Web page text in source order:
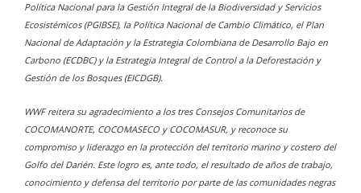
Política Nacional para la Gestión Integral de la Biodiversidad y Servicios
Ecosistémicos (PGIBSE), la Política Nacional de Cambio Climático, el Plan
Nacional de Adaptación y la Estrategia Colombiana de Desarrollo Bajo en
Carbono (ECDBC) y la Estrategia Integral de Control a la Deforestación y
Gestión de los Bosques (EICDGB).
WWF reitera su agradecimiento a los tres Consejos Comunitarios de
COCOMANORTE, COCOMASECO y COCOMASUR, y reconoce su
compromiso y liderazgo en la protección del territorio marino y costero del
Golfo del Darién. Este logro es, ante todo, el resultado de años de trabajo,
conocimiento y defensa del territorio por parte de las comunidades negras